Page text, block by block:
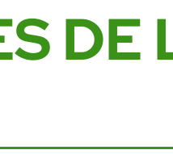
DE